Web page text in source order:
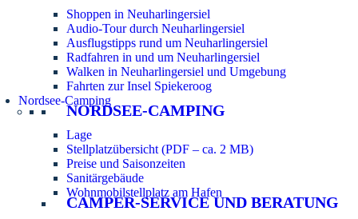
Shoppen in Neuharlingersiel
Audio-Tour durch Neuharlingersiel
Ausflugstipps rund um Neuharlingersiel
Radfahren in und um Neuharlingersiel
Walken in Neuharlingersiel und Umgebung
Fahrten zur Insel Spiekeroog
Nordsee-Camping
NORDSEE-CAMPING
Lage
Stellplatzübersicht (PDF – ca. 2 MB)
Preise und Saisonzeiten
Sanitärgebäude
Wohnmobilstellplatz am Hafen
CAMPER-SERVICE UND BERATUNG